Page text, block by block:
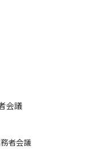
会議
者会議